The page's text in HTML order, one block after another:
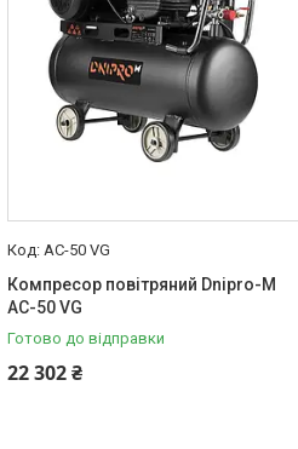
AC-50 VG
Компресор повітряний Dnipro-M
AC-50 VG
Готово до відправки
22 302 ₴